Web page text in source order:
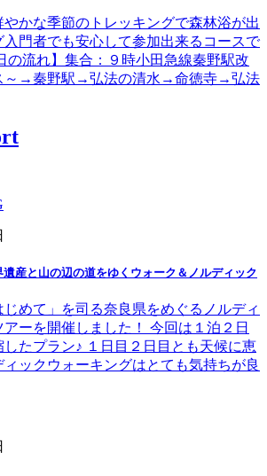
かな季節のトレッキングで森林浴が出
門者でも安心して参加出来るコースで
の流れ】集合：９時小田急線秦野駅改
～→秦野駅→弘法の清水→命徳寺→弘法
遺産と山の辺の道をゆくウォーク＆ノルディック
じめて」を司る奈良県をめぐるノルディ
ーを開催しました！ 今回は１泊２日
たプラン♪ １日目２日目とも天候に恵
ィックウォーキングはとても気持ちが良